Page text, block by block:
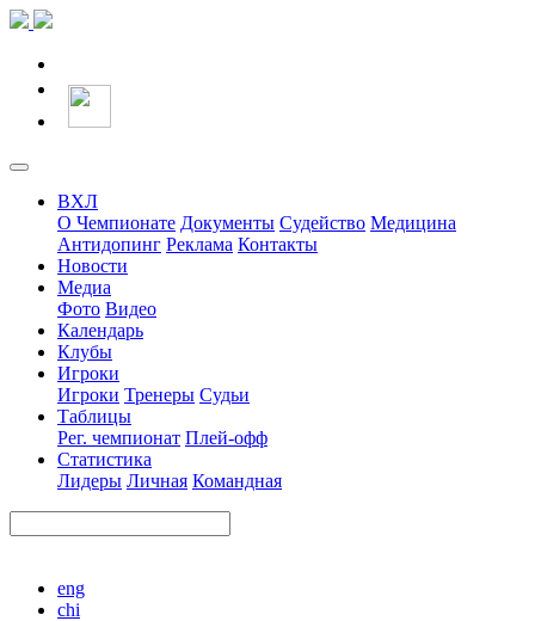
ВХЛ
О Чемпионате Документы Судейство Медицина
Антидопинг Реклама Контакты
Новости
Медиа
Фото Видео
Календарь
Клубы
Игроки
Игроки Тренеры Судьи
Таблицы
Рег. чемпионат Плей-офф
Статистика
Лидеры Личная Командная
eng
chi